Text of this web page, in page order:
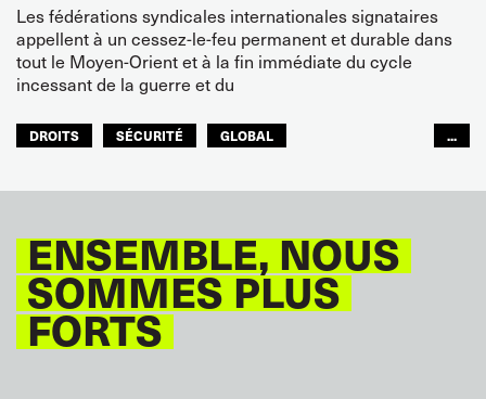
Les fédérations syndicales internationales signataires
appellent à un cessez-le-feu permanent et durable dans
tout le Moyen-Orient et à la fin immédiate du cycle
incessant de la guerre et du
DROITS SÉCURITÉ
GLOBAL
...
ENSEMBLE, NOUS
SOMMES PLUS
FORTS